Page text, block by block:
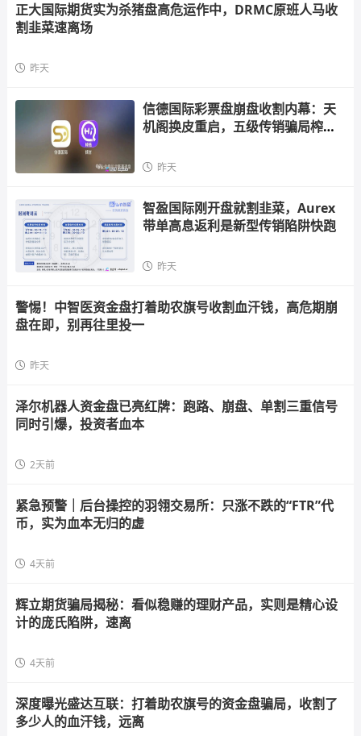
正大国际期货实为杀猪盘高危运作中，DRMC原班人马收
割韭菜速离场
昨天
信德国际彩票盘崩盘收割内幕：天
机阁换皮重启，五级传销骗局榨干
昨天
智盈国际刚开盘就割韭菜，Aurex
带单高息返利是新型传销陷阱快跑
昨天
警惕！中智医资金盘打着助农旗号收割血汗钱，高危期崩
盘在即，别再往里投一
昨天
泽尔机器人资金盘已亮红牌：跑路、崩盘、单割三重信号
同时引爆，投资者血本
2天前
紧急预警｜后台操控的羽翎交易所：只涨不跌的“FTR”代
币，实为血本无归的虚
4天前
辉立期货骗局揭秘：看似稳赚的理财产品，实则是精心设
计的庞氏陷阱，速离
4天前
深度曝光盛达互联：打着助农旗号的资金盘骗局，收割了
多少人的血汗钱，远离